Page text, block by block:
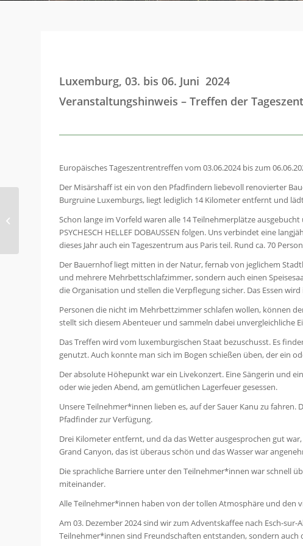
Luxemburg, 03. bis 06. Juni 2024
Veranstaltungshinweis – Treffen der
Europäisches Tageszentrentreffen vom 03.06.2024 bis zum
Der Misärshaff ist ein von den Pfadfindern liebevoll renovierter
Burgruine Luxemburgs, liegt lediglich 14 Kilometer entfernt und
Schon lange im Vorfeld waren alle 14 Teilnehmerplätze
PSYCHESCH HELLEF DOBAUSSEN folgen. Uns verbindet eine
dieses Jahr auch ein Tageszentrum aus Paris teil. Rund ca. 70
Der Bauernhof liegt mitten in der Natur, fernab von jeglichem
und mehrere Mehrbettschlafzimmer, sondern auch einen
die Organisation und stellen die Verpflegung sicher. Das Essen
Personen die nicht im Mehrbettzimmer schlafen wollen, können
stellt sich diesem Abenteuer und sammeln dabei unvergleichliche
Das Treffen wird vom luxemburgischen Staat bezuschusst. Es
genutzt. Auch konnte man sich im Bogen schießen üben, der ein
Der absolute Höhepunkt war ein Livekonzert. Eine Sängerin und
oder wie jeden Abend, am gemütlichen Lagerfeuer gesessen.
Unsere Teilnehmer*innen lieben es, auf der Sauer Kanu zu
Pfadfinder zur Verfügung.
Drei Kilometer entfernt, und da das Wetter ausgesprochen gut
Grand Canyon, das ist überaus schön und das Wasser war
Die sprachliche Barriere unter den Teilnehmer*innen war schnell
miteinander.
Alle Teilnehmer*innen haben von der tollen Atmosphäre und den
Am 03. Dezember 2024 sind wir zum Adventskaffee nach Esch-
Teilnehmer*innen sind Freundschaften entstanden, sondern
Veranstaltungshinweis
– „Firmenlauf in
Homburg“ am